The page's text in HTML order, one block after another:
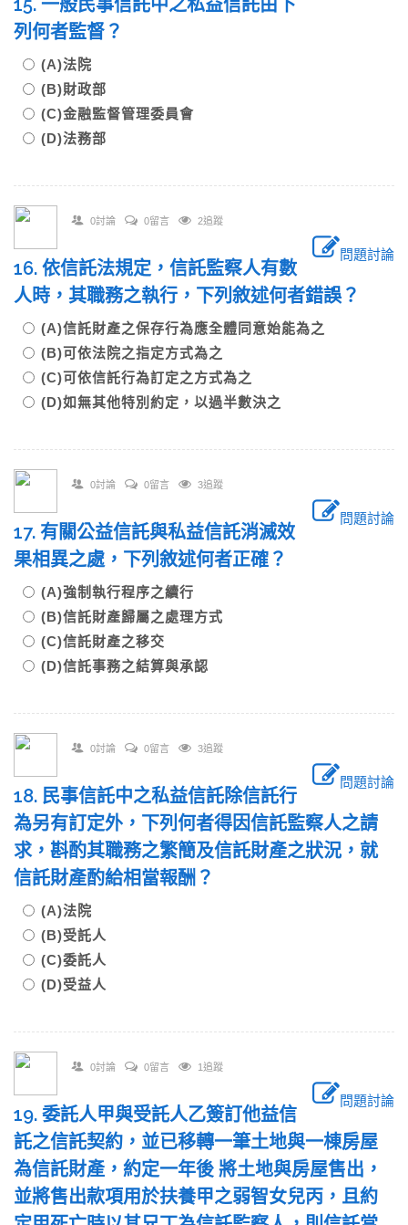
15. 一般民事信託中之私益信託由下
列何者監督？
(A)法院
(B)財政部
(C)金融監督管理委員會
(D)法務部
0討論 0留言 2追蹤
問題討論
16. 依信託法規定，信託監察人有數
人時，其職務之執行，下列敘述何者錯誤？
(A)信託財產之保存行為應全體同意始能為之
(B)可依法院之指定方式為之
(C)可依信託行為訂定之方式為之
(D)如無其他特別約定，以過半數決之
0討論 0留言 3追蹤
問題討論
17. 有關公益信託與私益信託消滅效
果相異之處，下列敘述何者正確？
(A)強制執行程序之續行
(B)信託財產歸屬之處理方式
(C)信託財產之移交
(D)信託事務之結算與承認
0討論 0留言 3追蹤
問題討論
18. 民事信託中之私益信託除信託行
為另有訂定外，下列何者得因信託監察人之請
求，斟酌其職務之繁簡及信託財產之狀況，就
信託財產酌給相當報酬？
(A)法院
(B)受託人
(C)委託人
(D)受益人
0討論 0留言 1追蹤
問題討論
19. 委託人甲與受託人乙簽訂他益信
託之信託契約，並已移轉一筆土地與一棟房屋
為信託財產，約定一年後 將土地與房屋售出，
並將售出款項用於扶養甲之弱智女兒丙，且約